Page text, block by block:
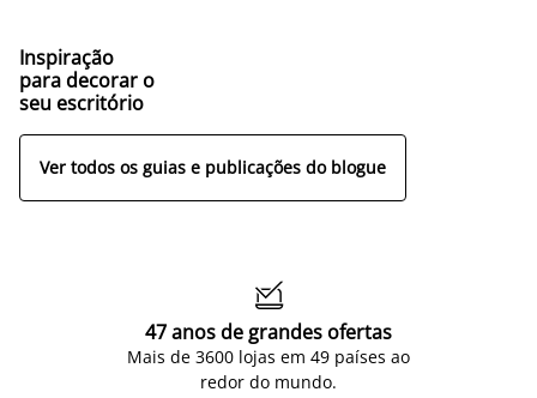
Inspiração
para decorar o
seu escritório
Ver todos os guias e publicações do blogue

47 anos de grandes ofertas
Mais de 3600 lojas em 49 países ao
redor do mundo.